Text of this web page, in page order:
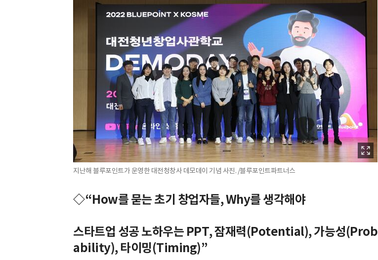
지난해 블루포인트가 운영한 대전청창사 데모데이 기념 사진. /블루포인트파트너스
◇“How를 묻는 초기 창업자들, Why를 생각해야
스타트업 성공 노하우는 PPT, 잠재력(Potential), 가능성(Prob
ability), 타이밍(Timing)”